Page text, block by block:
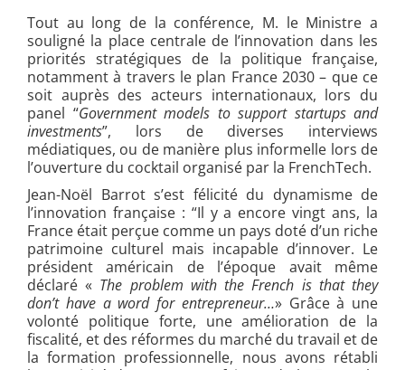
Tout au long de la conférence, M. le Ministre a
souligné la place centrale de l’innovation dans les
priorités stratégiques de la politique française,
notamment à travers le plan France 2030 – que ce
soit auprès des acteurs internationaux, lors du
panel “Government models to support startups and
investments”, lors de diverses interviews
médiatiques, ou de manière plus informelle lors de
l’ouverture du cocktail organisé par la FrenchTech.
Jean-Noël Barrot s’est félicité du dynamisme de
l’innovation française : “Il y a encore vingt ans, la
France était perçue comme un pays doté d’un riche
patrimoine culturel mais incapable d’innover. Le
président américain de l’époque avait même
déclaré « The problem with the French is that they
don’t have a word for entrepreneur…» Grâce à une
volonté politique forte, une amélioration de la
fiscalité, et des réformes du marché du travail et de
la formation professionnelle, nous avons rétabli